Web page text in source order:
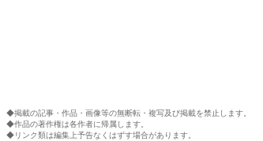
◆掲載の記事・作品・画像等の無断転・複写及び掲載を禁止します。
◆作品の著作権は各作者に帰属します。
◆リンク類は編集上予告なくはずす場合があります。